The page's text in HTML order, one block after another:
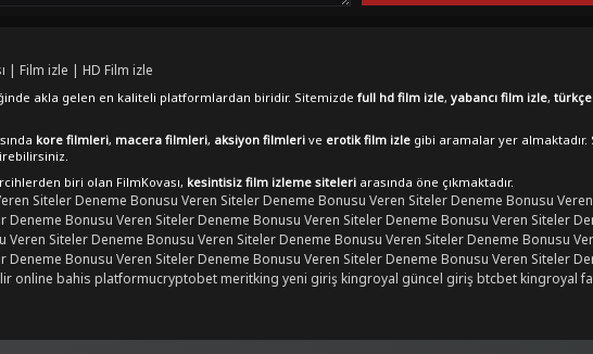
| Film izle | HD Film izle
akla gelen en kaliteli platformlardan biridir. Sitemizde full hd film izle, yabancı film izle,
kore filmleri, macera filmleri, aksiyon filmleri ve erotik film izle gibi aramalar yer almaktadır.
biri olan FilmKovası, kesintisiz film izleme siteleri arasında öne çıkmaktadır.
SitelerDeneme Bonusu Veren SitelerDeneme Bonusu Veren SitelerDeneme Bonusu
Deneme Bonusu Veren SitelerDeneme Bonusu Veren SitelerDeneme Bonusu Veren Siteler
Veren SitelerDeneme Bonusu Veren SitelerDeneme Bonusu Veren SitelerDeneme Bonusu
Deneme Bonusu Veren SitelerDeneme Bonusu Veren SitelerDeneme Bonusu Veren Siteler
online bahis platformucryptobetmeritking yeni girişkingroyal güncel girişbtcbetkingroyal